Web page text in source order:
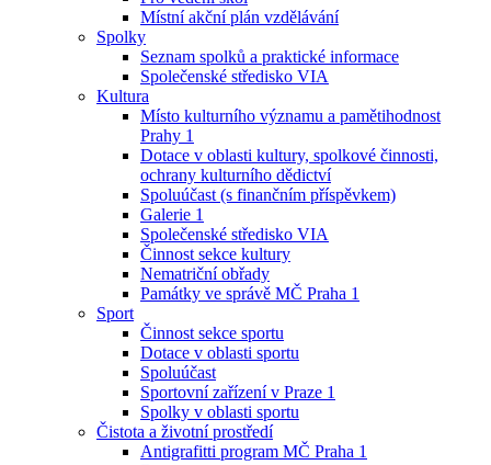
Místní akční plán vzdělávání
Spolky
Seznam spolků a praktické informace
Společenské středisko VIA
Kultura
Místo kulturního významu a pamětihodnost
Prahy 1
Dotace v oblasti kultury, spolkové činnosti,
ochrany kulturního dědictví
Spoluúčast (s finančním příspěvkem)
Galerie 1
Společenské středisko VIA
Činnost sekce kultury
Nematriční obřady
Památky ve správě MČ Praha 1
Sport
Činnost sekce sportu
Dotace v oblasti sportu
Spoluúčast
Sportovní zařízení v Praze 1
Spolky v oblasti sportu
Čistota a životní prostředí
Antigrafitti program MČ Praha 1